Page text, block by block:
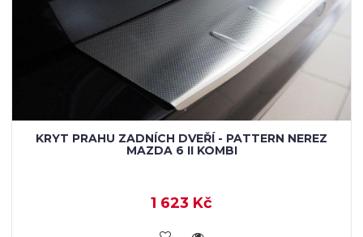
KRYT PRAHU ZADNÍCH DVEŘÍ - PATTERN NEREZ
MAZDA 6 II KOMBI
1 623 Kč